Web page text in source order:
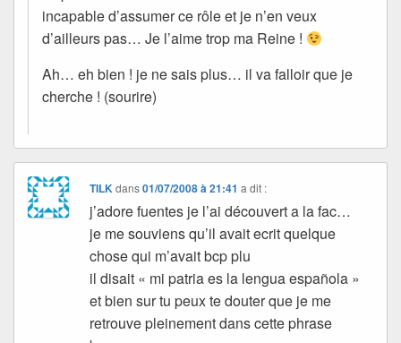
incapable d’assumer ce rôle et je n’en veux
d’ailleurs pas… Je l’aime trop ma Reine !
Ah… eh bien ! je ne sais plus… il va falloir que je
cherche ! (sourire)
TILKdans01/07/2008 à 21:41 a dit :
j’adore fuentes je l’ai découvert a la fac…
je me souviens qu’il avait ecrit quelque
chose qui m’avait bcp plu
il disait « mi patria es la lengua española »
et bien sur tu peux te douter que je me
retrouve pleinement dans cette phrase